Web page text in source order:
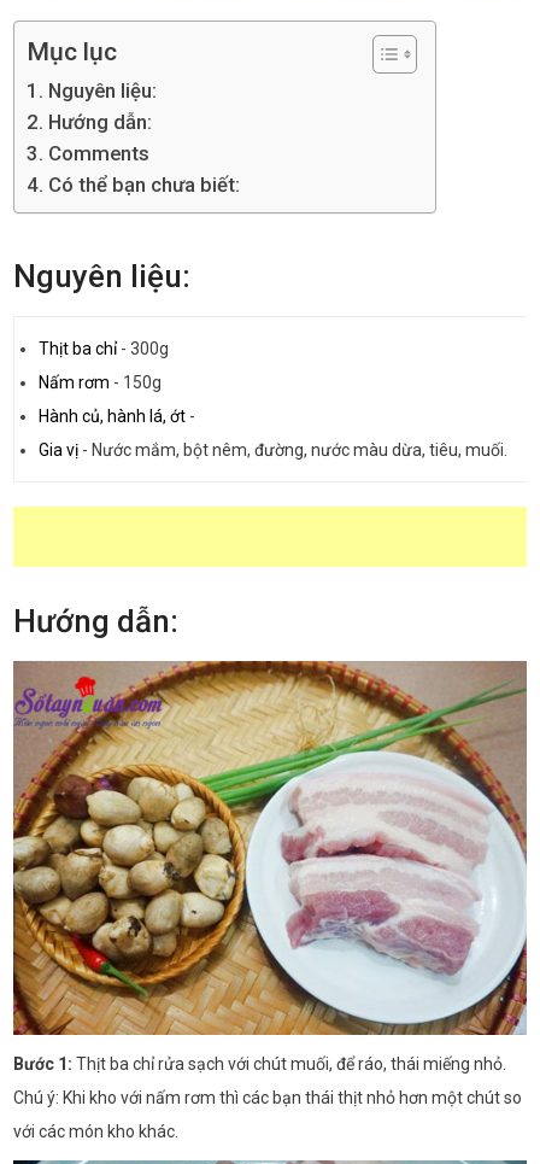
Mục lục
Nguyên liệu:
Hướng dẫn:
Comments
Có thể bạn chưa biết:
Nguyên liệu:
Thịt ba chỉ-300g
Nấm rơm - 150g
Hành củ, hành lá, ớt -
Gia vị - Nước mắm, bột nêm, đường, nước màu dừa, tiêu, muối.
Hướng dẫn:
Bước 1:Thịt ba chỉ rửa sạch với chút muối, để ráo, thái miếng nhỏ.
Chú ý: Khi kho với nấm rơm thì các bạn thái thịt nhỏ hơn một chút so
với các món kho khác.